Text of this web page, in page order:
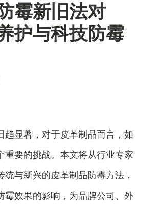
霉新旧法对
护与科技防霉
趋显著，对于皮革制品而言，如
重要的挑战。本文将从行业专家
与新兴的皮革制品防霉方法，
霉效果的影响，为品牌公司、外